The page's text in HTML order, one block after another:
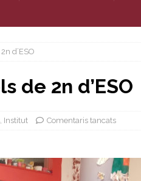
d’ESO
de 2n d’ESO
, Institut Comentaris tancats